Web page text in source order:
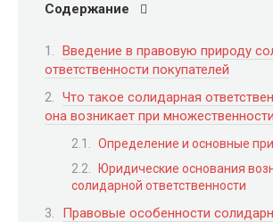
Содержание
Введение в правовую природу
ответственности покупателей
Что такое солидарная
она возникает при
Определение и основные
Юридические основания
солидарной ответственности
Правовые особенности